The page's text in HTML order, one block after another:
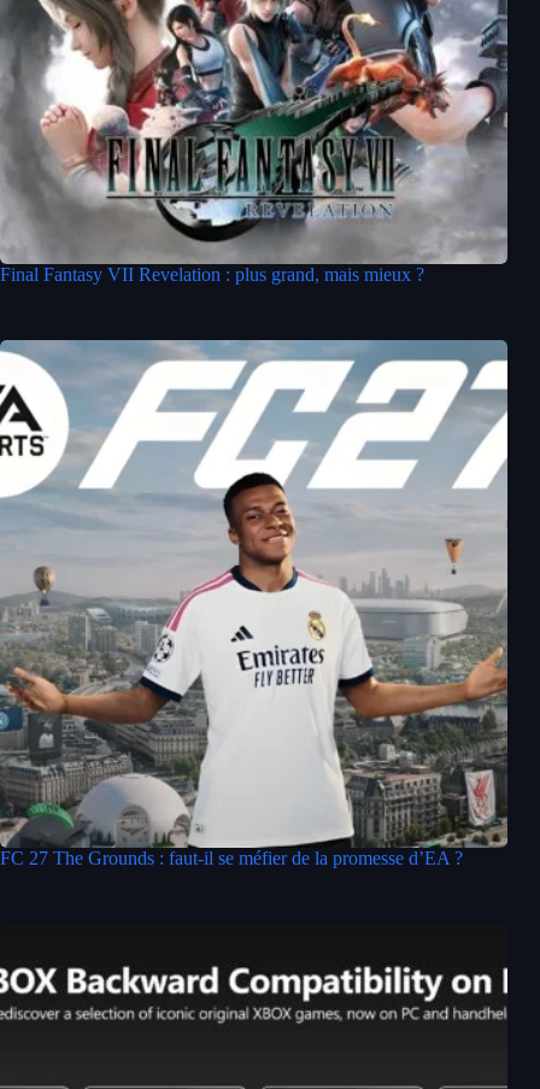
Final Fantasy VII Revelation : plus grand, mais mieux ?
FC 27 The Grounds : faut-il se méfier de la promesse d’EA ?